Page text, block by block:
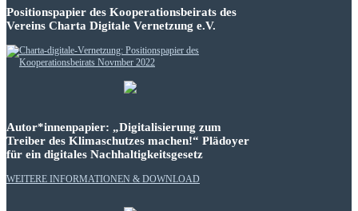
Positionspapier des Kooperationsbeirats des
Vereins Charta Digitale Vernetzung e.V.
Autor*innenpapier: „Digitalisierung zum
Treiber des Klimaschutzes machen!“ Plädoyer
für ein digitales Nachhaltigkeitsgesetz
WEITERE INFORMATIONEN & DOWNLOAD